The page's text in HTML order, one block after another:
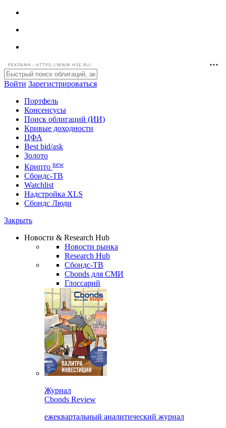
РЕКЛАМА • HTTPS://WWW.HSE.RU/
Войти Зарегистрироваться
Портфель
Консенсусы
Поиск облигаций (ИИ)
Кривые доходности
ЦФА
Best bid/ask
Золото
Крипто new
Watchlist
Сбондс Люди
Новости & Research Hub
Новости рынка
Research Hub
Сбондс-ТВ
Cbonds для СМИ
Глоссарий